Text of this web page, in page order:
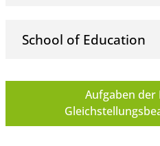
School of Education
Aufgaben der